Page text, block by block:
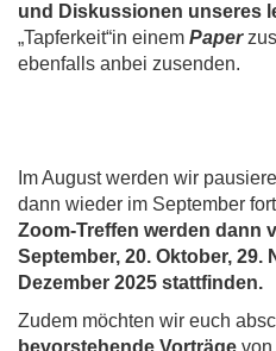
und Diskussionen unseres
„Tapferkeit“in einem Paper
ebenfalls anbei zusenden.
Im August werden wir
dann wieder im September
Zoom-Treffen werden dann
September, 20. Oktober, 29.
Dezember 2025 stattfinden.
Zudem möchten wir euch
bevorstehende Vorträge von